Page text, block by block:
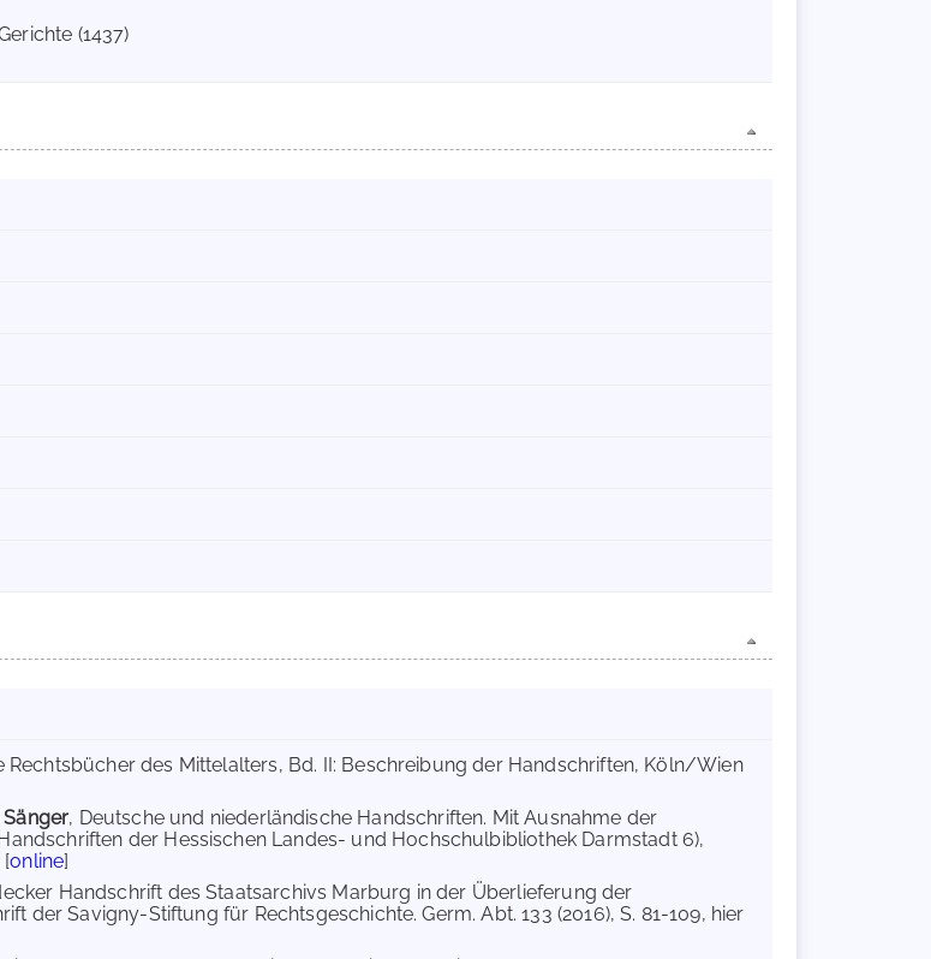
(1437)
Rechtsbücher des Mittelalters, Bd. II: Beschreibung der Handschriften, Köln/Wien
, Deutsche und niederländische Handschriften. Mit Ausnahme der
der Hessischen Landes- und Hochschulbibliothek Darmstadt 6),
[online]
Handschrift des Staatsarchivs Marburg in der Überlieferung der
der Savigny-Stiftung für Rechtsgeschichte. Germ. Abt. 133 (2016), S. 81-109, hier